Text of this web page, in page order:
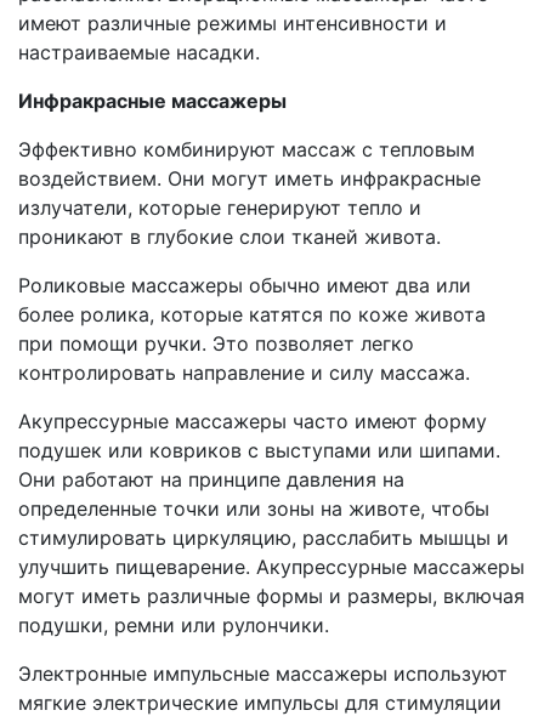
имеют различные режимы интенсивности и
настраиваемые насадки.
Инфракрасные массажеры
Эффективно комбинируют массаж с тепловым
воздействием. Они могут иметь инфракрасные
излучатели, которые генерируют тепло и
проникают в глубокие слои тканей живота.
Роликовые массажеры обычно имеют два или
более ролика, которые катятся по коже живота
при помощи ручки. Это позволяет легко
контролировать направление и силу массажа.
Акупрессурные массажеры часто имеют форму
подушек или ковриков с выступами или шипами.
Они работают на принципе давления на
определенные точки или зоны на животе, чтобы
стимулировать циркуляцию, расслабить мышцы и
улучшить пищеварение. Акупрессурные массажеры
могут иметь различные формы и размеры, включая
подушки, ремни или рулончики.
Электронные импульсные массажеры используют
мягкие электрические импульсы для стимуляции